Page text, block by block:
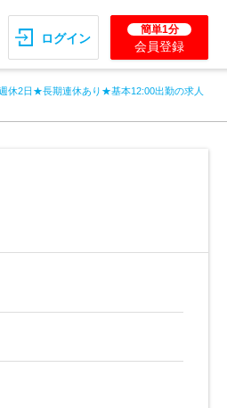
ログイン
簡単1分
会員登録
休2日★長期連休あり★基本12:00出勤の求人